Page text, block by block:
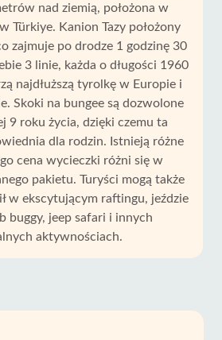
nad ziemią, położona w
Türkiye. Kanion Tazy położony
zajmuje po drodze 1 godzinę 30
3 linie, każda o długości 1960
najdłuższą tyrolkę w Europie i
Skoki na bungee są dozwolone
9 roku życia, dzięki czemu ta
dla rodzin. Istnieją różne
cena wycieczki różni się w
pakietu. Turyści mogą także
w ekscytującym raftingu, jeździe
buggy, jeep safari i innych
aktywnościach.